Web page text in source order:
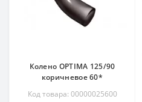
Колено OPTIMA 125/90
коричневое 60*
Код товара: 00000025600